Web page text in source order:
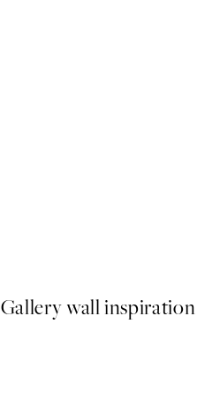
Gallery wall inspiration